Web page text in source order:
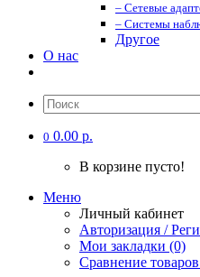
– Сетевые
– Системы
Другое
О нас
0 0.00 р.
В корзине пусто!
Меню
Личный кабинет
Авторизация /
Мои закладки (0)
Сравнение